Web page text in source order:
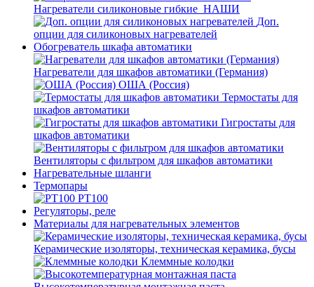
Нагреватели силиконовые гибкие_НАШИ
Доп.
опции для силиконовых нагревателей
Обогреватель шкафа автоматики
Нагреватели для шкафов автоматики (Германия)
ОША (Россия)
Термостаты для
шкафов автоматики
Гигростаты для
шкафов автоматики
Вентиляторы с фильтром для шкафов автоматики
Нагревательные шланги
Термопары
PT100
Регуляторы, реле
Материалы для нагревательных элементов
Керамические изоляторы, техническая керамика, бусы
Клеммные колодки